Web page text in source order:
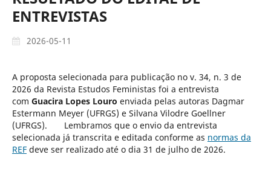
ENTREVISTAS
2026-05-11
A proposta selecionada para publicação no v. 34, n. 3 de
2026 da Revista Estudos Feministas foi a entrevista
com Guacira Lopes Louro enviada pelas autoras Dagmar
Estermann Meyer (UFRGS) e Silvana Vilodre Goellner
(UFRGS). Lembramos que o envio da entrevista
selecionada já transcrita e editada conforme as normas da
REFdeve ser realizado até o dia 31 de julho de 2026.